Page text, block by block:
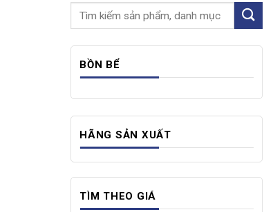
BỒN BỂ
HÃNG SẢN XUẤT
TÌM THEO GIÁ